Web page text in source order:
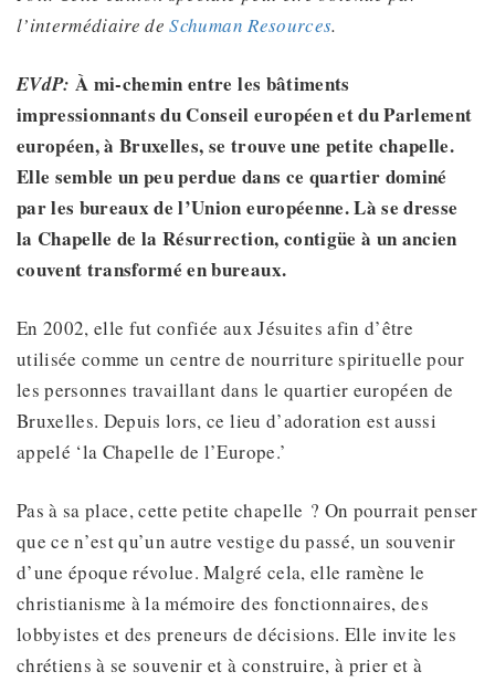
l’intermédiaire deSchuman Resources.
EVdP: À mi-chemin entre les bâtiments
impressionnants du Conseil européen et du Parlement
européen,à Bruxelles, se trouve une petite chapelle.
Elle semble un peu perdue dans ce quartier dominé
par les bureaux de l’Union européenne. Làse dresse
la Chapelle de la Résurrection, contigüe à un ancien
couvent transformé en bureaux.
En 2002, elle fut confiée aux Jésuites afin d’être
utilisée comme un centre de nourriture spirituelle pour
les personnes travaillant dans le quartier européen de
Bruxelles. Depuis lors, ce lieu d’adoration est aussi
appelé ‘la Chapelle de l’Europe.’
Pas à sa place, cette petite chapelle ? On pourrait penser
que ce n’est qu’un autre vestige du passé, un souvenir
d’une époque révolue. Malgré cela, elle ramène le
christianisme à la mémoire des fonctionnaires, des
lobbyistes et des preneurs de décisions. Elle invite les
chrétiens à se souvenir et à construire, à prier et à